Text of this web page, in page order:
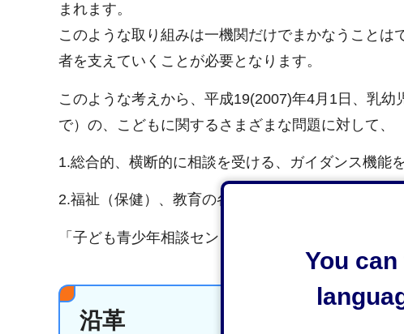
You
まれます。
このような取り組みは一機関だけでまかなうこと
者を支えていくことが必要となります。
このような考えから、平成19(2007)年4月1日、乳
で）の、こどもに関するさまざまな問題に対して、
1.総合的、横断的に相談を受ける、ガイダンス機能
2.福祉（保健）、教育の各部門の連携のもとに支援
「子ども青少年相談センター」を設置しました。
沿革